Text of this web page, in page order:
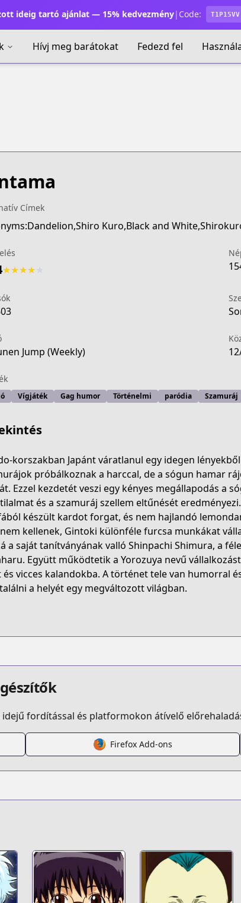
ideig tartó ajánlat — 15% kedvezmény| Code: T1P15VV
Hívj meg barátokat Fedezd fel
4e31-a166-8afb2938ed55
gintama
www.cdjapan.co.jp/product/NEOBK-2391481
Címek
★★★★
Jump (Weekly)
Vígjáték Gag humor Történelmi paródia Szamuráj
korszakban Japánt váratlanul egy idegen
próbálkoznak a harccal, de a sógun hamar
Ezzel kezdetét veszi egy kényes megállapodás a
és a szamuráj szellem eltűnését
készült kardot forgat, és nem hajlandó
kellenek, Gintoki különféle furcsa munkákat
a saját tanítványának valló Shinpachi Shimura, a
Együtt működtetik a Yorozuya nevű
vicces kalandokba. A történet tele van humorral
a helyét egy megváltozott világban.
fordítással és platformokon átívelő
Firefox Add-ons